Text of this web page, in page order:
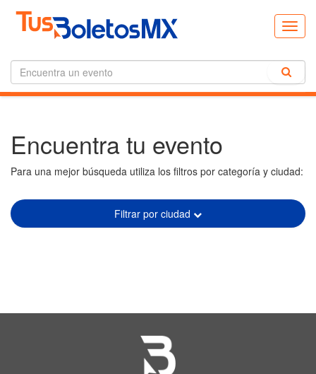
Encuentra tu evento
Para una mejor búsqueda utiliza los filtros por categoría y ciudad:
Filtrar por ciudad